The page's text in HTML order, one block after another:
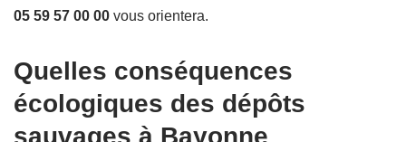
05 59 57 00 00 vous orientera.
Quelles conséquences
écologiques des dépôts
sauvages à Bayonne